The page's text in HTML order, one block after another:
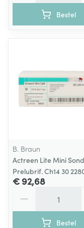
Bestel
B. Braun
Actreen Lite Mini
Prelubrif. Ch14 30
€ 92,68
Bestel